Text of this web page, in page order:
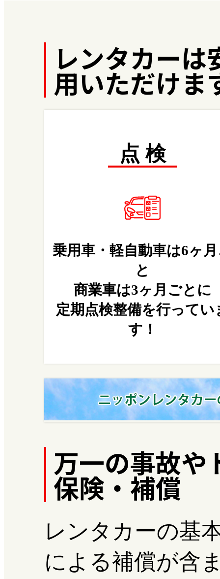
レンタカーは
用いただけま
点 検
乗用車・軽自動車は6ヶ
と
商業車は3ヶ月ごとに
定期点検整備を行ってい
す！
万一の事故や
保険・補償
レンタカーの基
による補償が含